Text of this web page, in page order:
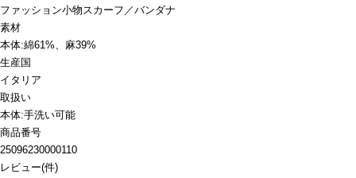
ファッション小物スカーフ／バンダナ
素材
本体:綿61%、麻39%
生産国
イタリア
取扱い
本体:手洗い可能
商品番号
25096230000110
レビュー(件)